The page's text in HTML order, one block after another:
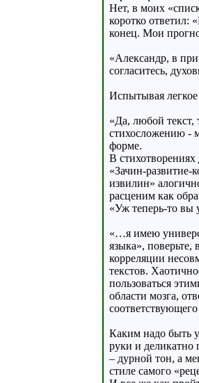
Нет, в моих
коротко ответил:
конец. Мои
«Александр, в
согласитесь,
Испытывая легкое
«Да, любой текст,
стихосложению -
форме.
В стихотворениях
«Зачин-развитие-
извилин»
расценим как
«Уж теперь-то вы
«…я имею
языка»,
корреляции
текстов.
пользоваться
области мозга,
Каким надо быть
руки и деликатно
– дурной тон, а
стиле самого